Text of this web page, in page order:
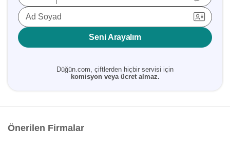
Ad Soyad
Seni Arayalım
Düğün.com, çiftlerden hiçbir servisi için
komisyon veya ücret almaz.
Önerilen Firmalar